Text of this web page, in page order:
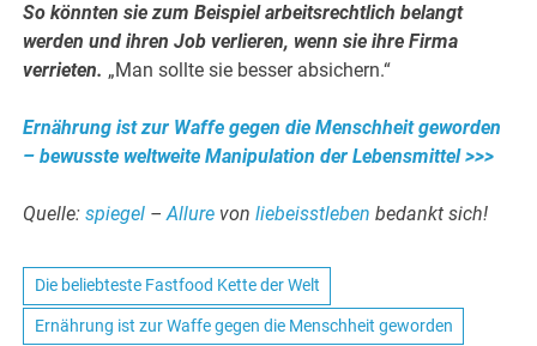
So könnten sie zum Beispiel arbeitsrechtlich belangt
werden und ihren Job verlieren, wenn sie ihre Firma
verrieten. „Man sollte sie besser absichern.“
Ernährung ist zur Waffe gegen die Menschheit geworden
– bewusste weltweite Manipulation der Lebensmittel >>>
Quelle:spiegel – Allure vonliebeisstlebenbedankt sich!
Die beliebteste Fastfood Kette der Welt
Ernährung ist zur Waffe gegen die Menschheit geworden